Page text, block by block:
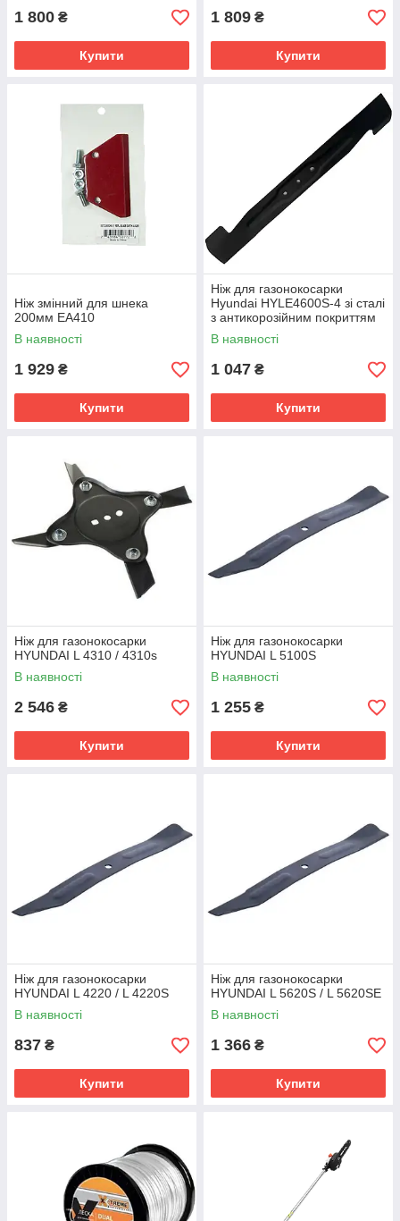
1 800 ₴
Купити
1 809 ₴
Купити
Ніж змінний для шнека
200мм EA410
В наявності
1 929 ₴
Купити
Ніж для газонокосарки
Hyundai HYLE4600S-4 зі сталі
з антикорозійним покриттям
46 см
В наявності
1 047 ₴
Купити
Ніж для газонокосарки
HYUNDAI L 4310 / 4310s
В наявності
2 546 ₴
Купити
Ніж для газонокосарки
HYUNDAI L 5100S
В наявності
1 255 ₴
Купити
Ніж для газонокосарки
HYUNDAI L 4220 / L 4220S
В наявності
837 ₴
Купити
Ніж для газонокосарки
HYUNDAI L 5620S / L 5620SE
В наявності
1 366 ₴
Купити